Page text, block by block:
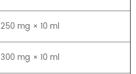
250 mg × 10 ml
300 mg × 10 ml